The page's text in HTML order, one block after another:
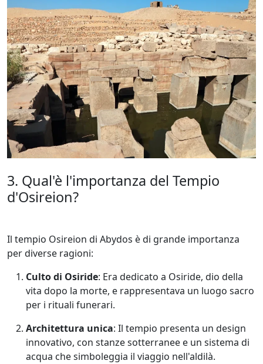
3. Qual'è l'importanza del Tempio
d'Osireion?
Il tempio Osireion di Abydos è di grande importanza
per diverse ragioni:
Culto di Osiride: Era dedicato a Osiride, dio della
vita dopo la morte, e rappresentava un luogo sacro
per i rituali funerari.
Architettura unica: Il tempio presenta un design
innovativo, con stanze sotterranee e un sistema di
acqua che simboleggia il viaggio nell'aldilà.